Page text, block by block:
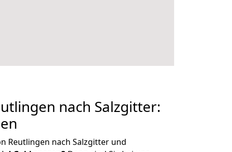
nach Salzgitter:
Reutlingen nach Salzgitter und